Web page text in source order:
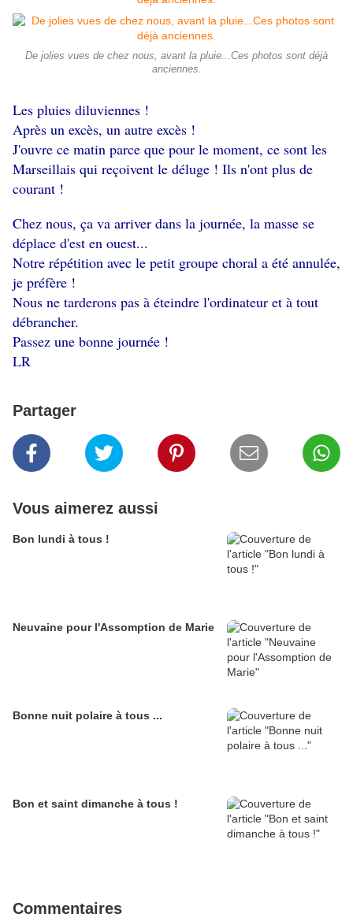
De jolies vues de chez nous, avant la pluie...Ces photos sont déjà
anciennes.
Les pluies diluviennes !
Après un excès, un autre excès !
J'ouvre ce matin parce que pour le moment, ce sont les
Marseillais qui reçoivent le déluge ! Ils n'ont plus de
courant !
Chez nous, ça va arriver dans la journée, la masse se
déplace d'est en ouest...
Notre répétition avec le petit groupe choral a été annulée,
je préfère !
Nous ne tarderons pas à éteindre l'ordinateur et à tout
débrancher.
Passez une bonne journée !
LR
Partager
Vous aimerez aussi
Bon lundi à tous !
Neuvaine pour l'Assomption de Marie
Bonne nuit polaire à tous ...
Bon et saint dimanche à tous !
Commentaires